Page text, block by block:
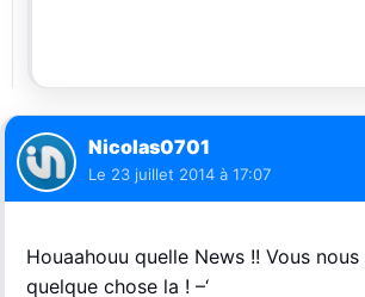
Nicolas0701
Le 23 juillet 2014 à 17:07
Houaahouu quelle News !! Vous
quelque chose la ! –‘